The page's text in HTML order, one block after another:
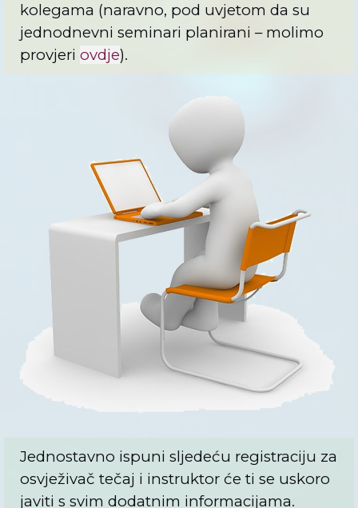
kolegama (naravno, pod uvjetom da su
jednodnevni seminari planirani – molimo
provjeri ovdje).
Jednostavno ispuni sljedeću registraciju za
osvježivač tečaj i instruktor će ti se uskoro
javiti s svim dodatnim informacijama.